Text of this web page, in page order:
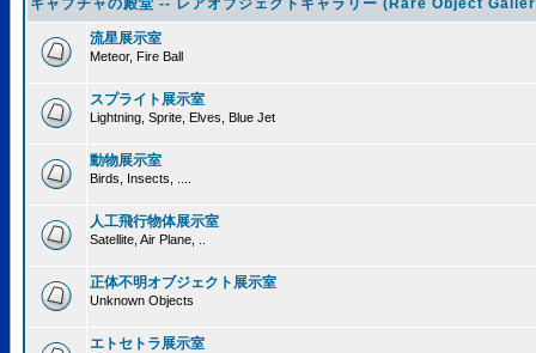
キャプチャの殿堂 -- レアオブジェクトギャラリー (Rare Object
流星展示室
Meteor, Fire Ball
スプライト展示室
Lightning, Sprite, Elves, Blue Jet
動物展示室
Birds, Insects, ....
人工飛行物体展示室
Satellite, Air Plane, ..
正体不明オブジェクト展示室
Unknown Objects
エトセトラ展示室